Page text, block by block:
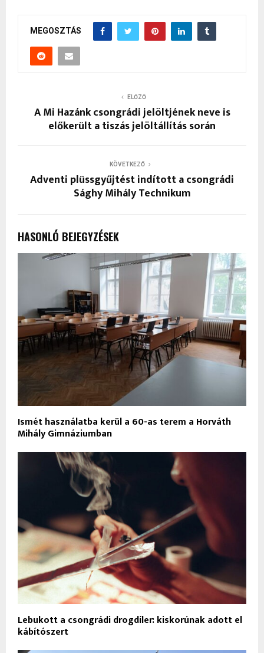
MEGOSZTÁS
ELŐZŐ
A Mi Hazánk csongrádi jelöltjének neve is
előkerült a tiszás jelöltállítás során
KÖVETKEZŐ
Adventi plüssgyűjtést indított a csongrádi
Sághy Mihály Technikum
HASONLÓ BEJEGYZÉSEK
Ismét használatba kerül a 60-as terem a Horváth
Mihály Gimnáziumban
Lebukott a csongrádi drogdíler: kiskorúnak adott el
kábítószert